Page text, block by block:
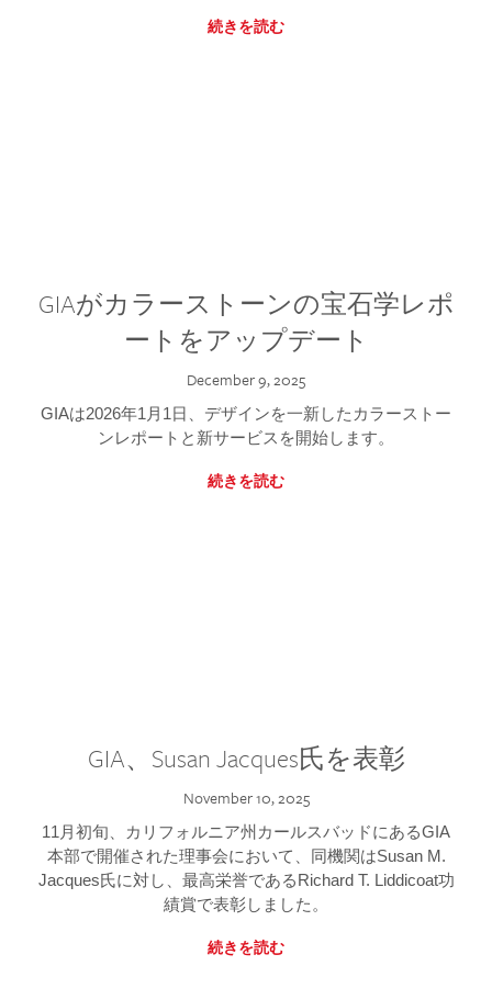
続きを読む
GIAがカラーストーンの宝石学レポ
ートをアップデート
December 9, 2025
GIAは2026年1月1日、デザインを一新したカラーストー
ンレポートと新サービスを開始します。
続きを読む
GIA、Susan Jacques氏を表彰
November 10, 2025
11月初旬、カリフォルニア州カールスバッドにあるGIA
本部で開催された理事会において、同機関はSusan M.
Jacques氏に対し、最高栄誉であるRichard T. Liddicoat功
績賞で表彰しました。
続きを読む